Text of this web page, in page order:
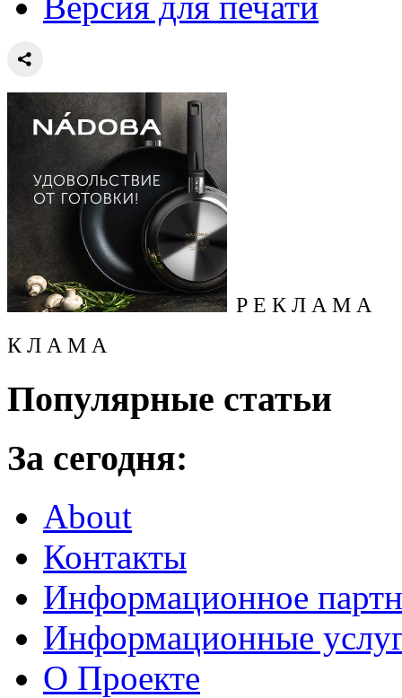
Р Е К Л А М А
К Л А М А
Популярные статьи
За сегодня:
About
Контакты
Информационное
Информационные
О Проекте